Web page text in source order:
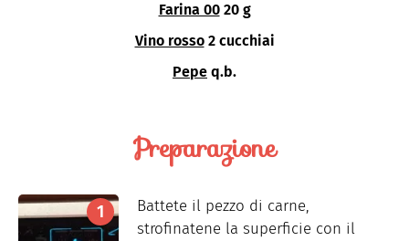
Farina 00 20 g
Vino rosso 2 cucchiai
Pepe q.b.
Preparazione
Battete il pezzo di carne,
strofinatene la superficie con il